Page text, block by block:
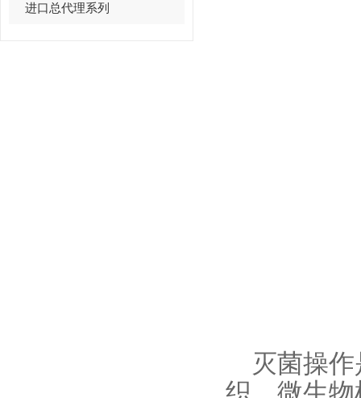
进口总代理系列
灭菌操作